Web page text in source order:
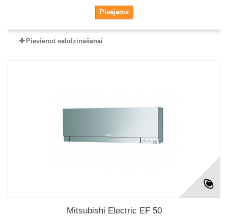
Pieejams
Pievienot salīdzināšanai
Mitsubishi Electric EF 50